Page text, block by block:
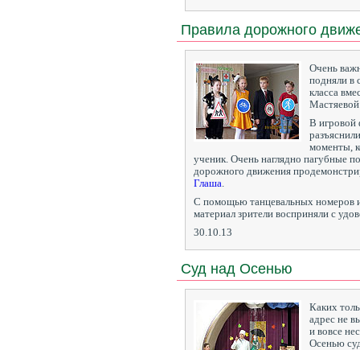
Правила дорожного
Очень
подняли в
класса
В игровой
моменты,
ученик. Очень наглядно пагубные
дорожного движения
Глаша
С помощью танцевальных номеров
материал зрители восприняли с
30.10.13
Суд над Осенью
Каких
адрес не
и вовсе
Осенью